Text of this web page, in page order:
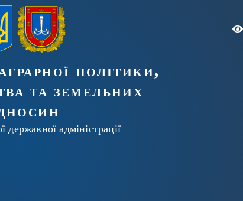
політики,
та земельних
державної адміністрації